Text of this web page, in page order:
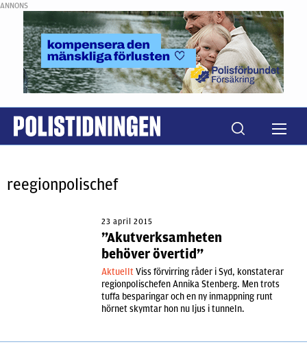
ANNONS
reegionpolischef
23 april 2015
”Akutverksamheten
behöver övertid”
Aktuellt Viss förvirring råder i Syd, konstaterar
regionpolischefen Annika Stenberg. Men trots
tuffa besparingar och en ny inmappning runt
hörnet skymtar hon nu ljus i tunneln.